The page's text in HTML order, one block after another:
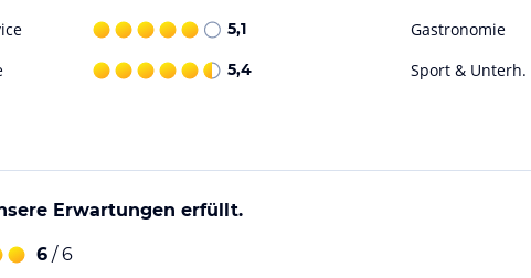
Lounge, mit dem PC an der E-Bar oder im
Lassen Sie sich einfach dort
besondere Kaffeespezialitäten von Starbucks
bis 23:00 Uhr runden das Angebot ab.
5,1 Gastronomie
5,4 Sport & Unterh.
Erwartungen erfüllt.
6 / 6